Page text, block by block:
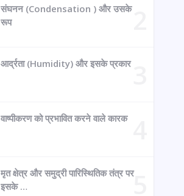
संघनन (Condensation ) और उसके
रूप
आर्द्रता (Humidity) और इसके प्रकार
वाष्पीकरण को प्रभावित करने वाले कारक
मृत क्षेत्र और समुद्री पारिस्थितिक तंत्र पर
इसके …